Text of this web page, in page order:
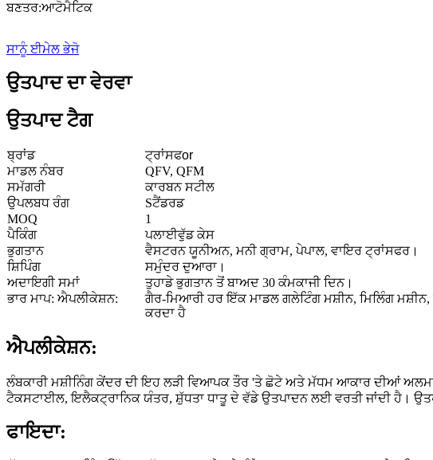
ਬਣਤਰ:ਆਟੋਮੈਟਿਕ
ਸਾਨੂੰ ਈਮੇਲ ਭੇਜੋ
ਉਤਪਾਦ ਦਾ ਵੇਰਵਾ
ਉਤਪਾਦ ਟੈਗ
ਬ੍ਰਾਂਡ ਟ੍ਰਾਂਸਫor
ਮਾਡਲ ਨੰਬਰ
QFV, QFM
ਸਮੱਗਰੀ
ਕਾਰਬਨ ਸਟੀਲ
ਉਪਲਬਧ ਰੰਗ
Sਟੈਂਡਰਡ
MOQ
1
ਪੈਕਿੰਗ
ਪਲਾਈਵੁੱਡ ਕੇਸ
ਭੁਗਤਾਨ
ਵੈਸਟਰਨ ਯੂਨੀਅਨ, ਮਨੀ ਗ੍ਰਾਮ, ਪੇਪਾਲ, ਵਾਇਰ ਟ੍ਰਾਂਸਫਰ।
ਸ਼ਿਪਿੰਗ
ਸਮੁੰਦਰ ਦੁਆਰਾ।
ਅਦਾਇਗੀ ਸਮਾਂ
ਤੁਹਾਡੇ ਭੁਗਤਾਨ ਤੋਂ ਬਾਅਦ 30 ਕੰਮਕਾਜੀ ਦਿਨ।
ਭਾਰ ਮਾਪ: ਐਪਲੀਕੇਸ਼ਨ:
ਗੈਰ-ਮਿਆਰੀ ਹਰ ਇੱਕ ਮਾਡਲ ਗਲੇਟਿੰਗ ਮਸ਼ੀਨ, ਮਿਲਿੰਗ
ਕਰਦਾ ਹੈ
ਐਪਲੀਕੇਸ਼ਨ:
ਲੰਬਕਾਰੀ ਮਸ਼ੀਨਿੰਗ ਕੇਂਦਰ ਦੀ ਇਹ ਲੜੀ ਵਿਆਪਕ ਤੌਰ 'ਤੇ ਛੋਟੇ ਅਤੇ ਮੱਧਮ ਆਕਾਰ ਦੀਆਂ
ਟੈਕਸਟਾਈਲ, ਇਲੈਕਟ੍ਰਾਨਿਕ ਯੰਤਰ, ਸ਼ੁੱਧਤਾ ਧਾਤੂ ਦੇ ਵੱਡੇ ਉਤਪਾਦਨ ਲਈ ਵਰਤੀ ਜਾਂਦੀ ਹੈ।
ਫਾਇਦਾ: